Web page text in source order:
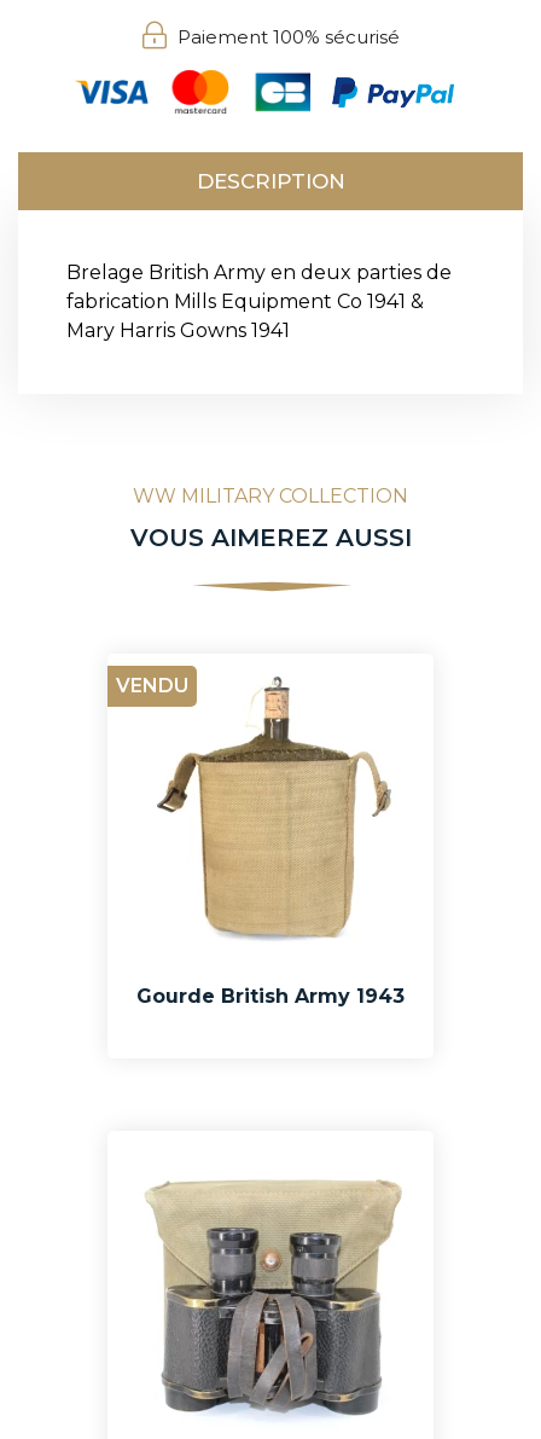
Paiement 100% sécurisé
DESCRIPTION
Brelage British Army en deux parties de
fabrication Mills Equipment Co 1941 &
Mary Harris Gowns 1941
WW MILITARY COLLECTION
VOUS AIMEREZ AUSSI
Gourde British Army 1943
VENDU